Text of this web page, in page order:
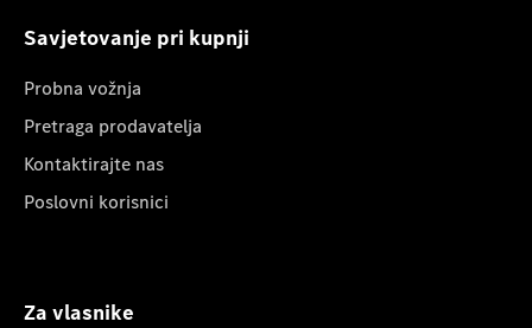
Savjetovanje pri kupnji
Probna vožnja
Pretraga prodavatelja
Kontaktirajte nas
Poslovni korisnici
Za vlasnike